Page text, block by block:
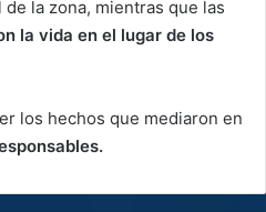
la zona, mientras que las
la vida en el lugar de los
los hechos que mediaron en